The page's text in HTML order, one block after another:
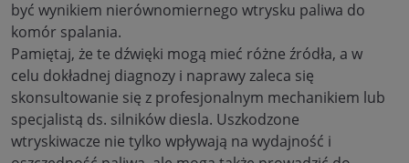
być wynikiem nierównomiernego wtrysku paliwa do
komór spalania.
Pamiętaj, że te dźwięki mogą mieć różne źródła, a w
celu dokładnej diagnozy i naprawy zaleca się
skonsultowanie się z profesjonalnym mechanikiem lub
specjalistą ds. silników diesla. Uszkodzone
wtryskiwacze nie tylko wpływają na wydajność i